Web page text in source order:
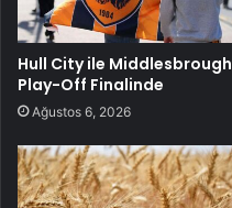
Hull City ile Middlesbrough
Play-Off Finalinde
Ağustos 6, 2026